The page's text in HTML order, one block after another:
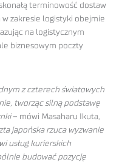
terminowość dostaw
w zakresie logistyki obejmie
na logistycznym
biznesowym poczty
z czterech światowych
tworząc silną podstawę
– mówi Masaharu Ikuta,
japońska rzuca wyzwanie
usług kurierskich
budować pozycję